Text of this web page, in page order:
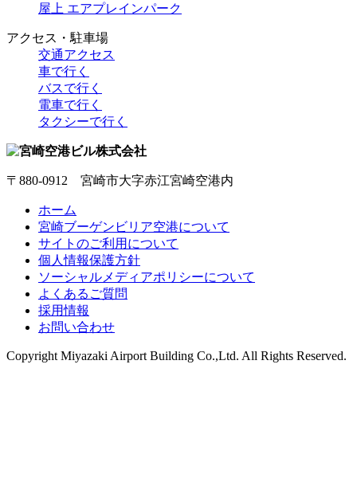
屋上 エアプレインパーク
アクセス・駐車場
交通アクセス
車で行く
バスで行く
電車で行く
タクシーで行く
〒880-0912 宮崎市大字赤江宮崎空港内
ホーム
宮崎ブーゲンビリア空港について
サイトのご利用について
個人情報保護方針
ソーシャルメディアポリシーについて
よくあるご質問
採用情報
お問い合わせ
Copyright Miyazaki Airport Building Co.,Ltd. All Rights Reserved.